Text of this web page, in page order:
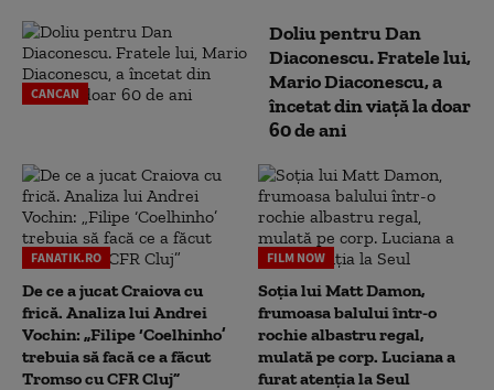
CANCAN
Doliu pentru Dan
Diaconescu. Fratele lui,
Mario Diaconescu, a
încetat din viață la doar
60 de ani
FANATIK.RO
De ce a jucat Craiova cu
frică. Analiza lui Andrei
Vochin: „Filipe ‘Coelhinho’
trebuia să facă ce a făcut
Tromso cu CFR Cluj”
FILM NOW
Soția lui Matt Damon,
frumoasa balului într-o
rochie albastru regal,
mulată pe corp. Luciana a
furat atenția la Seul